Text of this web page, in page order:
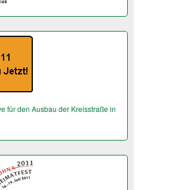
für den Ausbau der Kreisstraße in